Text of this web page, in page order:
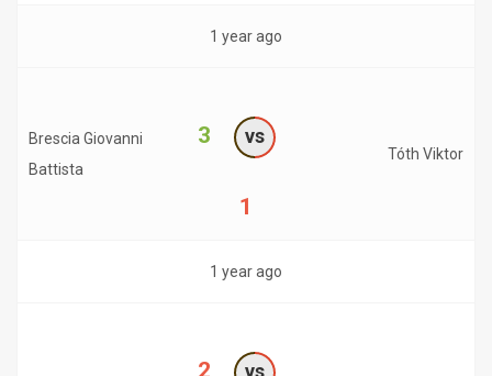
1 year ago
Brescia Giovanni
Battista
3 vs
1
Tóth Viktor
1 year ago
2 vs